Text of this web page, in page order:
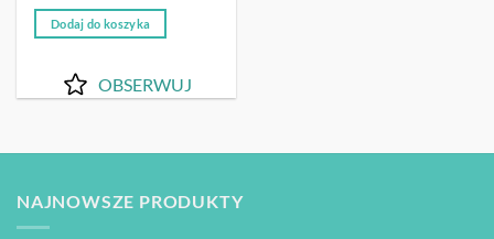
Dodaj do koszyka
OBSERWUJ
NAJNOWSZE PRODUKTY